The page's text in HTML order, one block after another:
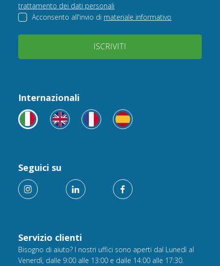
trattamento dei dati personali
Acconsento all'invio di materiale informativo
ISCRIVITI
Servizio clienti
Bisogno di aiuto? I nostri uffici sono aperti dal Lunedì al
Venerdì, dalle 9:00 alle 13:00 e dalle 14:00 alle 17:30.
Internazionali
Seguici su